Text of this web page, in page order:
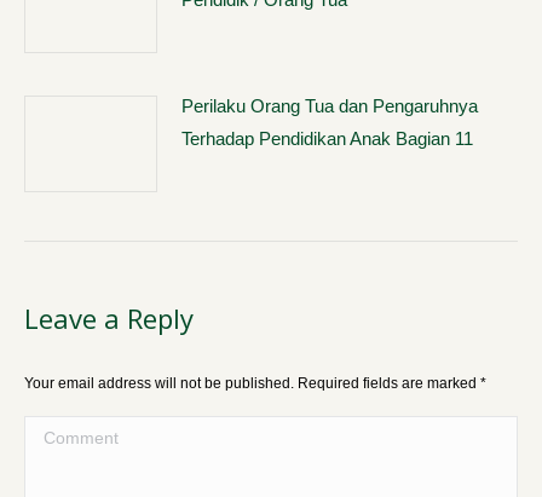
Perilaku Orang Tua dan Pengaruhnya
Terhadap Pendidikan Anak Bagian 11
Leave a Reply
Your email address will not be published. Required fields are marked *
Comment